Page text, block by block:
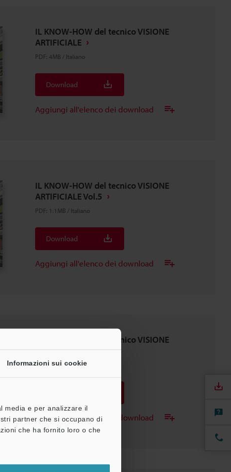
Informazioni sui cookie
media e per analizzare il
partner che si occupano di
che ha fornito loro o che
IL KNOW-HOW del tecnico VISIONE
ARTIFICIALE
PDF: 4MB / Italiano
Download
Aggiungi all'elenco dei download
IL KNOW-HOW del tecnico VISIONE
ARTIFICIALE Vol.5
PDF: 1.1MB / Italiano
Download
Aggiungi all'elenco dei download
IL KNOW-HOW del tecnico VISIONE
PDF: 1.1MB/Italiano
Aggiungi all'elenco dei download